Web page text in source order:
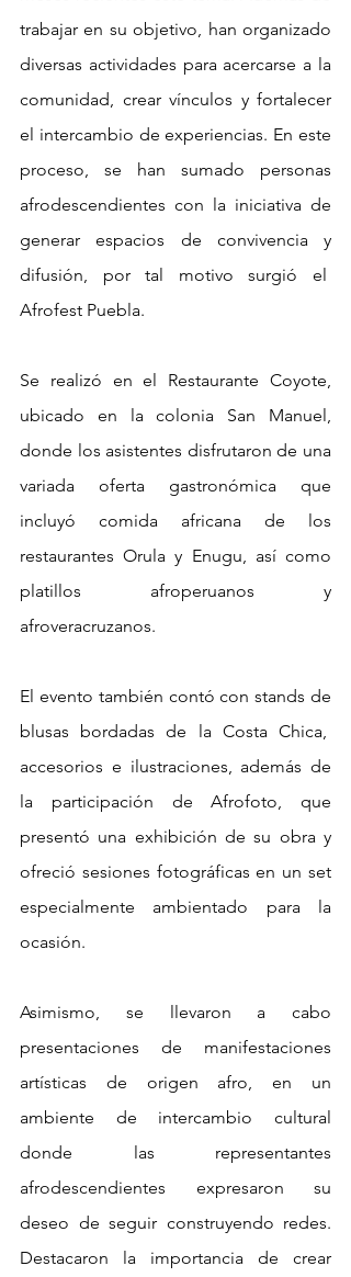
trabajar en su objetivo, han organizado
diversas actividades para acercarse a la
comunidad, crear vínculos y fortalecer
el intercambio de experiencias. En este
proceso, se han sumado personas
afrodescendientes con la iniciativa de
generar espacios de convivencia y
difusión, por tal motivo surgió el
Afrofest Puebla.
Se realizó en el Restaurante Coyote,
ubicado en la colonia San Manuel,
donde los asistentes disfrutaron de una
variada oferta gastronómica que
incluyó comida africana de los
restaurantes Orula y Enugu, así como
platillos afroperuanos y
afroveracruzanos.
El evento también contó con stands de
blusas bordadas de la Costa Chica,
accesorios e ilustraciones, además de
la participación de Afrofoto, que
presentó una exhibición de su obra y
ofreció sesiones fotográficas en un set
especialmente ambientado para la
ocasión.
Asimismo, se llevaron a cabo
presentaciones de manifestaciones
artísticas de origen afro, en un
ambiente de intercambio cultural
donde las representantes
afrodescendientes expresaron su
deseo de seguir construyendo redes.
Destacaron la importancia de crear